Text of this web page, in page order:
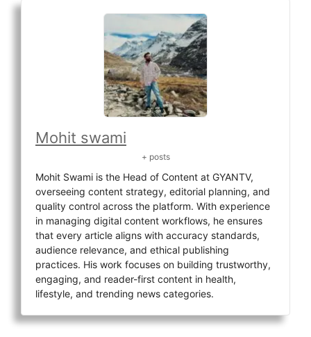
Mohit swami
+ posts
Mohit Swami is the Head of Content at GYANTV,
overseeing content strategy, editorial planning, and
quality control across the platform. With experience
in managing digital content workflows, he ensures
that every article aligns with accuracy standards,
audience relevance, and ethical publishing
practices. His work focuses on building trustworthy,
engaging, and reader-first content in health,
lifestyle, and trending news categories.